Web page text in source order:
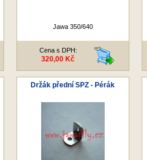
Jawa 350/640
Cena s DPH:
320,00 Kč
Držák přední SPZ - Pérák